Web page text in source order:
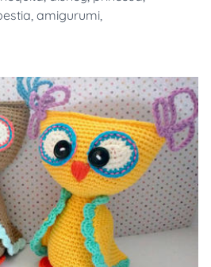
, amigurumi,